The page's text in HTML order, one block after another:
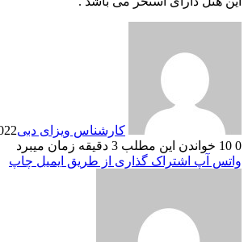
کارشناس ویزای دبی
0
خواندن این مطلب 3 دقیقه زمان میبرد
واتس آپ اشتراک گذاری از طریق ایمیل چاپ